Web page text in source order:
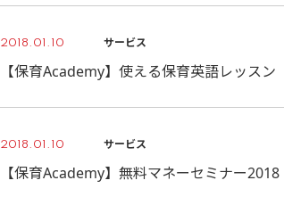
2018.01.10 サービス
【保育Academy】使える保育英語レッス
2018.01.10 サービス
【保育Academy】無料マネーセミナー